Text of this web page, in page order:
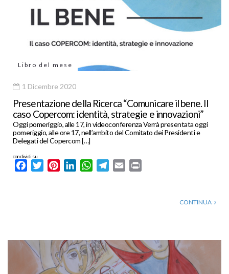
Libro del mese
1 Dicembre 2020
Presentazione della Ricerca “Comunicare il bene. Il
caso Copercom: identità, strategie e innovazioni”
Oggi pomeriggio, alle 17, in videoconferenza Verrà presentata oggi
pomeriggio, alle ore 17, nell’ambito del Comitato dei Presidenti e
Delegati del Copercom […]
condividi su
FacebookTwitterPinterestLinkedInWhatsApp
Telegram
Email
CONTINUA